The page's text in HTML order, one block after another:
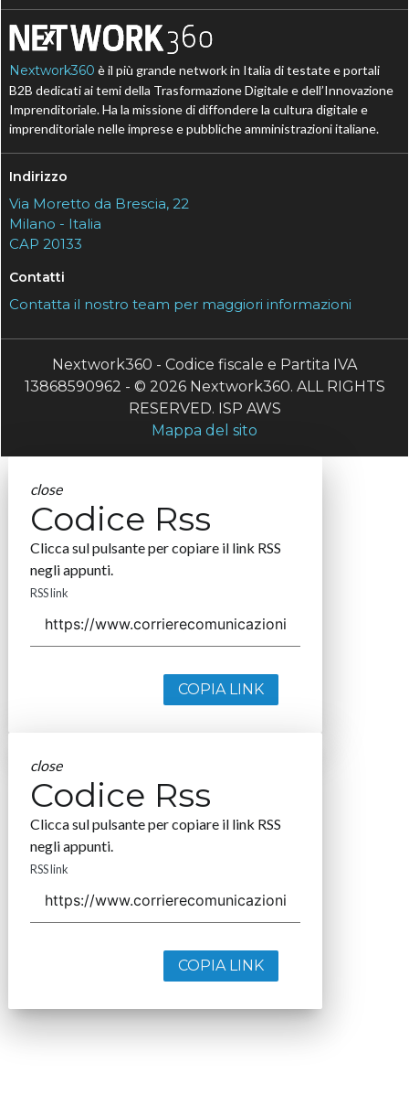
Nextwork360 è il più grande network in Italia di testate e portali
B2B dedicati ai temi della Trasformazione Digitale e dell’Innovazione
Imprenditoriale. Ha la missione di diffondere la cultura digitale e
imprenditoriale nelle imprese e pubbliche amministrazioni italiane.
Indirizzo
Via Moretto da Brescia, 22
Milano - Italia
CAP 20133
Contatti
Contatta il nostro team per maggiori informazioni
Nextwork360 - Codice fiscale e Partita IVA
13868590962 - © 2026 Nextwork360. ALL RIGHTS
RESERVED. ISP AWS
Mappa del sito
close
Codice Rss
Clicca sul pulsante per copiare il link RSS
negli appunti.
RSS link
COPIA LINK
close
Codice Rss
Clicca sul pulsante per copiare il link RSS
negli appunti.
RSS link
COPIA LINK